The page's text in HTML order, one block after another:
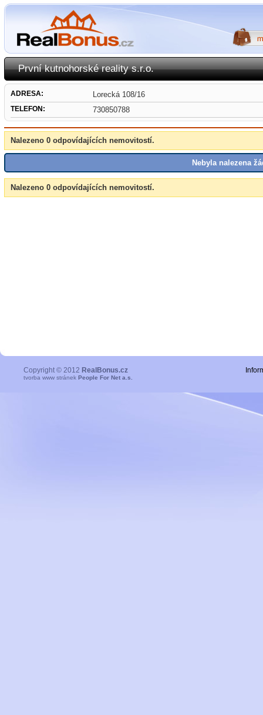
První kutnohorské reality s.r.o.
ADRESA: Lorecká 108/16
TELEFON: 730850788
Nalezeno 0 odpovídajících nemovitostí.
Nebyla nalezena
Nalezeno 0 odpovídajících nemovitostí.
Copyright © 2012 RealBonus.cz
tvorba www stránek People For Net a.s.